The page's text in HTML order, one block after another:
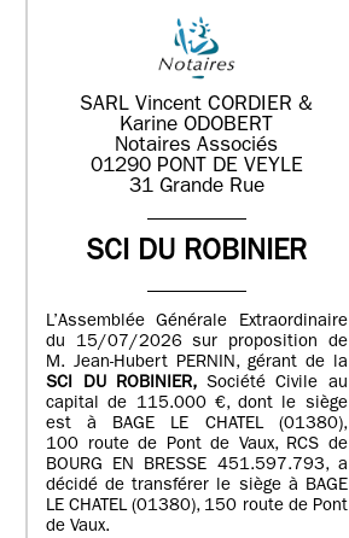
SARL Vincent CORDIER &
Karine ODOBERT
Notaires Associés
01290 PONT DE VEYLE
31 Grande Rue
SCI DU ROBINIER
L’Assemblée Générale Extraordinaire
du 15/07/2026 sur proposition de
M. Jean-Hubert PERNIN, gérant de la
SCI DU ROBINIER, Société Civile au
capital de 115.000 €, dont le siège
est à BAGE LE CHATEL (01380),
100 route de Pont de Vaux, RCS de
BOURG EN BRESSE 451.597.793, a
décidé de transférer le siège à BAGE
LE CHATEL (01380), 150 route de Pont
de Vaux.